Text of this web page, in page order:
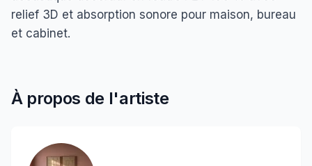
relief 3D et absorption sonore pour maison, bureau
et cabinet.
À propos de l'artiste